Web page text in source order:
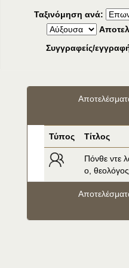
Ταξινόμηση ανά:
Συγγραφείς/
Τύπος Τίτλος
Πόνθε ντε
ο, θεολόγος